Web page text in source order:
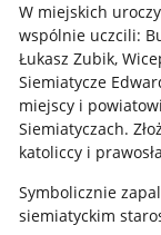
W miejskich
wspólnie uczcili:
Łukasz Zubik,
Siemiatycze
miejscy i
Siemiatyczach.
katoliccy i
Symbolicznie
siemiatyckim